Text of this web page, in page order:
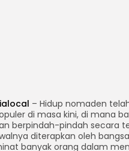
– Hidup nomaden
di masa kini, di mana
berpindah-pindah secara
diterapkan oleh
banyak orang dalam